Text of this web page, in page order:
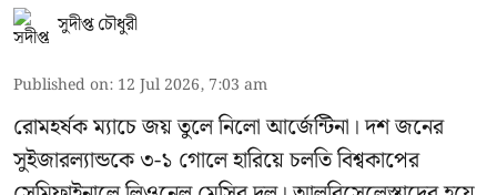
সুদীপ্ত চৌধুরী
Published on: 12 Jul 2026, 7:03 am
রোমহর্ষক ম্যাচে জয় তুলে নিলো আর্জেন্টিনা। দশ জনের
সুইজারল্যান্ডকে ৩-১ গোলে হারিয়ে চলতি বিশ্বকাপের